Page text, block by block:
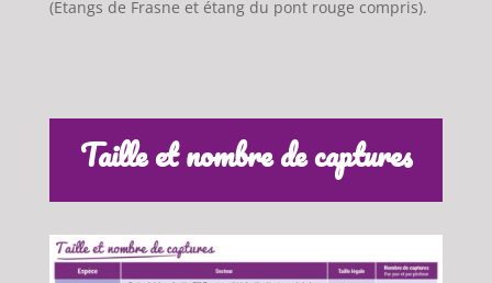
(Etangs de Frasne et étang du pont rouge compris).
Taille et nombre de captures